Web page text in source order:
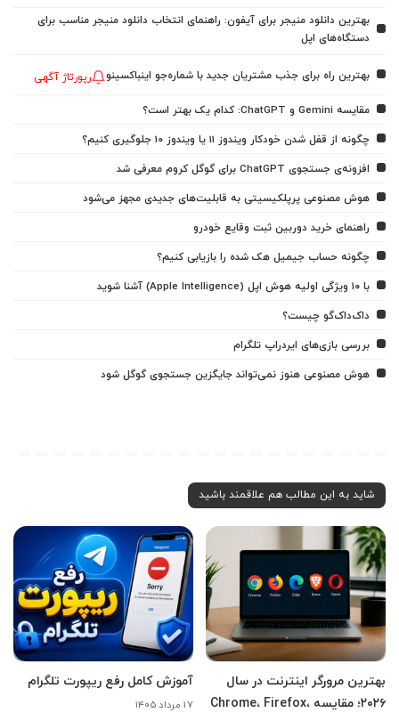
بهترین دانلود منیجر برای آیفون: راهنمای انتخاب دانلود منیجر مناسب برای
دستگاه‌های اپل
بهترین راه برای جذب مشتریان جدید با شماره‌جو اینباکسینو رپورتاژ آگهی
مقایسه Gemini و ChatGPT: کدام یک بهتر است؟
چگونه از قفل شدن خودکار ویندوز 11 یا ویندوز 10 جلوگیری کنیم؟
افزونه‌ی جستجوی ChatGPT برای گوگل کروم معرفی شد
هوش مصنوعی پرپلکیسیتی به قابلیت‌های جدیدی مجهز می‌شود
راهنمای خرید دوربین ثبت وقایع خودرو
چگونه حساب جیمیل هک شده را بازیابی کنیم؟
با ۱۰ ویژگی اولیه هوش اپل (Apple Intelligence) آشنا شوید
داک‌داک‌گو چیست؟
بررسی بازی‌های ایردراپ تلگرام
هوش مصنوعی هنوز نمی‌تواند جایگزین جستجوی گوگل شود
شاید به این مطالب هم علاقمند باشید
بهترین مرورگر اینترنت در سال
۲۰۲۶؛ مقایسه Chrome، Firefox،
آموزش کامل رفع ریپورت تلگرام
۱۷ مرداد ۱۴۰۵